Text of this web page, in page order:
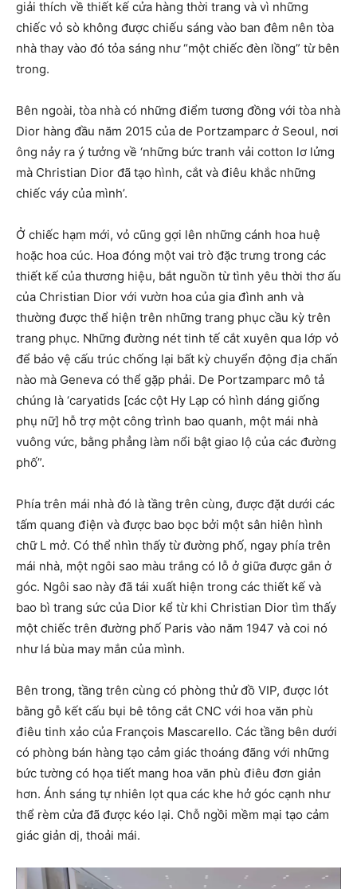
giải thích về thiết kế cửa hàng thời trang và vì những
chiếc vỏ sò không được chiếu sáng vào ban đêm nên tòa
nhà thay vào đó tỏa sáng như “một chiếc đèn lồng” từ bên
trong.
Bên ngoài, tòa nhà có những điểm tương đồng với tòa nhà
Dior hàng đầu năm 2015 của de Portzamparc ở Seoul, nơi
ông nảy ra ý tưởng về ‘những bức tranh vải cotton lơ lửng
mà Christian Dior đã tạo hình, cắt và điêu khắc những
chiếc váy của mình’.
Ở chiếc hạm mới, vỏ cũng gợi lên những cánh hoa huệ
hoặc hoa cúc. Hoa đóng một vai trò đặc trưng trong các
thiết kế của thương hiệu, bắt nguồn từ tình yêu thời thơ ấu
của Christian Dior với vườn hoa của gia đình anh và
thường được thể hiện trên những trang phục cầu kỳ trên
trang phục. Những đường nét tinh tế cắt xuyên qua lớp vỏ
để bảo vệ cấu trúc chống lại bất kỳ chuyển động địa chấn
nào mà Geneva có thể gặp phải. De Portzamparc mô tả
chúng là ‘caryatids [các cột Hy Lạp có hình dáng giống
phụ nữ] hỗ trợ một công trình bao quanh, một mái nhà
vuông vức, bằng phẳng làm nổi bật giao lộ của các đường
phố”.
Phía trên mái nhà đó là tầng trên cùng, được đặt dưới các
tấm quang điện và được bao bọc bởi một sân hiên hình
chữ L mở. Có thể nhìn thấy từ đường phố, ngay phía trên
mái nhà, một ngôi sao màu trắng có lỗ ở giữa được gắn ở
góc. Ngôi sao này đã tái xuất hiện trong các thiết kế và
bao bì trang sức của Dior kể từ khi Christian Dior tìm thấy
một chiếc trên đường phố Paris vào năm 1947 và coi nó
như lá bùa may mắn của mình.
Bên trong, tầng trên cùng có phòng thử đồ VIP, được lót
bằng gỗ kết cấu bụi bê tông cắt CNC với hoa văn phù
điêu tinh xảo của François Mascarello. Các tầng bên dưới
có phòng bán hàng tạo cảm giác thoáng đãng với những
bức tường có họa tiết mang hoa văn phù điêu đơn giản
hơn. Ánh sáng tự nhiên lọt qua các khe hở góc cạnh như
thể rèm cửa đã được kéo lại. Chỗ ngồi mềm mại tạo cảm
giác giản dị, thoải mái.